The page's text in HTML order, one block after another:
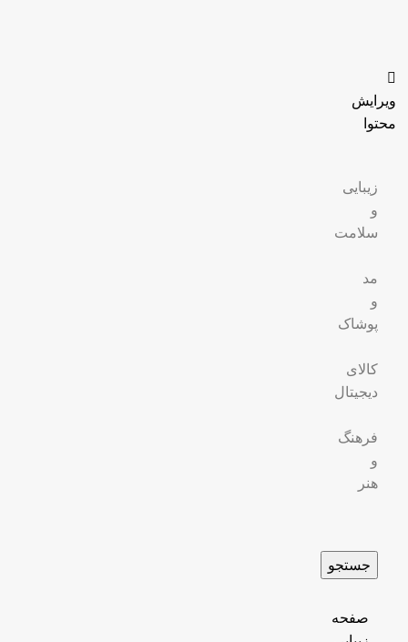
ویرایش
محتوا
زیبایی
و
سلامت
مد
و
پوشاک
کالای
دیجیتال
فرهنگ
و
هنر
جستجو
صفحه